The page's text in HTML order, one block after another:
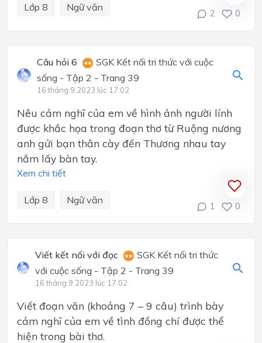
Lớp 8 Ngữ văn
2 0
Câu hỏi 6
SGK Kết nối tri thức với cuộc
sống - Tập 2 - Trang 39
16 tháng 9 2023 lúc 17:02
Nêu cảm nghĩ của em về hình ảnh người lính
được khắc họa trong đoạn thơ từ Ruộng nương
anh gửi bạn thân cày đến Thương nhau tay
nắm lấy bàn tay.
Xem chi tiết
Lớp 8 Ngữ văn
1 0
Viết kết nối với đọc
SGK Kết nối tri thức
với cuộc sống - Tập 2 - Trang 39
16 tháng 9 2023 lúc 17:02
Viết đoạn văn (khoảng 7 – 9 câu) trình bày
cảm nghĩ của em về tình đồng chí được thể
hiện trong bài thơ.